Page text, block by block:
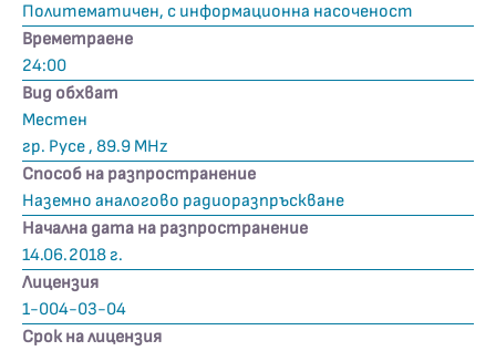
Политематичен, с информационна насоченост
Времетраене
24:00
Вид обхват
Местен
гр. Русе , 89.9 MHz
Способ на разпространение
Наземно аналогово радиоразпръскване
Начална дата на разпространение
14.06.2018 г.
Лицензия
1-004-03-04
Срок на лицензия